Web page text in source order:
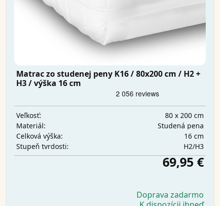
Matrac zo studenej peny K16 / 80x200 cm / H2 +
H3 / výška 16 cm
Veľkosť:
80 x 200 cm
Materiál:
Studená pena
Celková výška:
16 cm
Stupeň tvrdosti:
H2/H3
69,95 €
Doprava zadarmo